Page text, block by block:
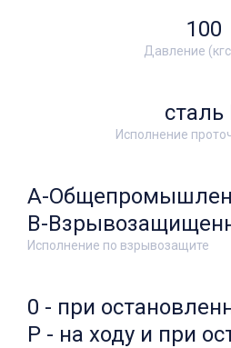
Давление
100
Исполнение
сталь
Исполнение по взрывозащите
А-
В-
0 - при
Р - на ходу и при